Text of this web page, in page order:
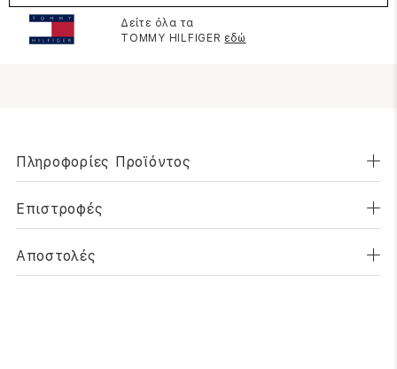
Δείτε όλα τα
TOMMY HILFIGER εδώ
Πληροφορίες Προϊόντος
Επιστροφές
Αποστολές